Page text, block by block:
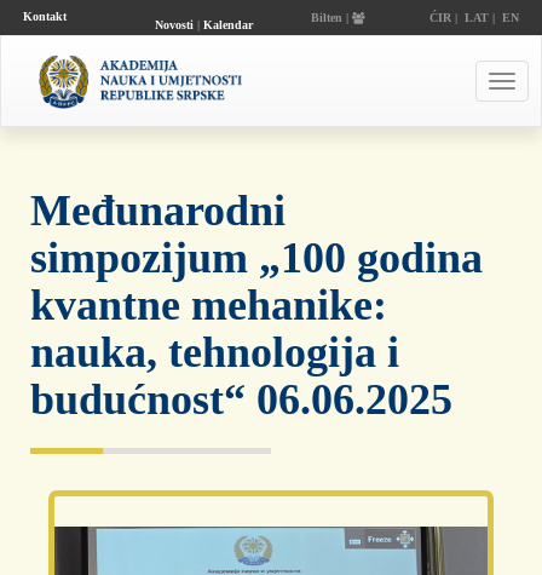
Kontakt
Novosti| Kalendar
Bilten | ĆIR | LAT| EN
Međunarodni
simpozijum „100 godina
kvantne mehanike:
nauka, tehnologija i
budućnost“ 06.06.2025